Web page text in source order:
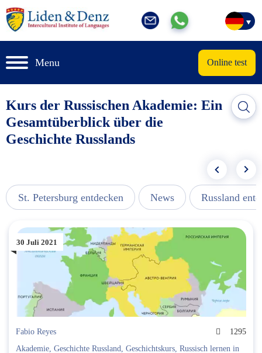
Menu Online test
Kurs der Russischen Akademie: Ein
Gesamtüberblick über die
Geschichte Russlands
St. Petersburg entdecken News Russland
30 Juli 2021
Fabio Reyes
1295
Akademie, Geschichte Russland, Geschichtskurs, Russisch lernen in